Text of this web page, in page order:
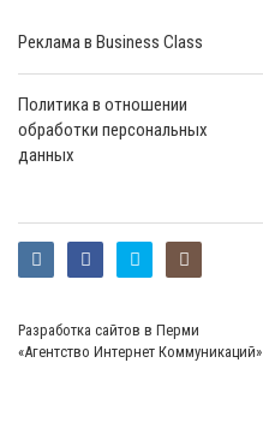
Реклама в Business Class
Политика в отношении
обработки персональных
данных
Разработка сайтов в Перми
«Агентство Интернет Коммуникаций»